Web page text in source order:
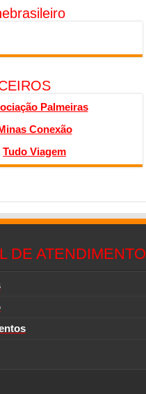
Palmeiras
Conexão
Tudo Viagem
DE ATENDIMENTO